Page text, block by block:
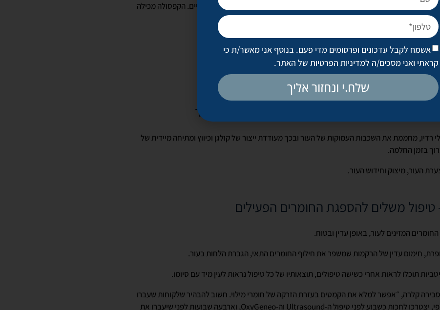
שונים והיא מאזנת את גוון העור, מבהירה כתמים ומגנה מפני רדיקלים חופשיים. הקפסולה מכילה
העור בלחות.
העור ומפחית את התכהותו אחרי החשיפה לשמש.
תכונות נוגדות חמצון שמעשירה את העור בלחות ומחדשת את תאי העור.
רדיו, מחממת את השכבות העמוקות של העור ובכך מעודדת ייצור של קולגן וכיווץ ומתיחה מיידית של
בזמן החלמה.
העור, מיצוק וחידוש העור.
המזינים לעור, באופן עדין ובטוח.
חימום עדין של הרקמות שמשפר את חילוף החומרים התאי, הגברת הלחות בעור.
תוכלו לראות אחרי כשישה טיפולים, תוצאותיו של כל טיפול נראות לעין מיד עם סיומו.
קלרה, ״אפשר למלא את הקמטים בעזרת הזרקה של חומרי מילוי. חשוב להבהיר שלקוחות שעברו
טיפול הזרקות לפני טיפול היופי, יצטרכו לחכות כשבוע לפני טיפול ה-Ultrasound וה-OxyGeneo, וארבעה שבועות לפני שיעברו את
אשמח לקבל עדכונים ופרסומים מדי פעם. בנוסף אני מאשר/ת כי
קראתי ואני מסכים/ה למדיניות הפרטיות של האתר.
שלח.י ונחזור אליך